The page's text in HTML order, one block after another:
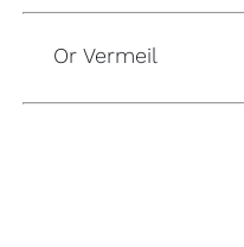
Or Vermeil